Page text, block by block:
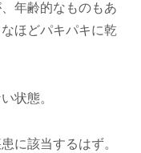
年齢的なものもあ
ほどパキパキに乾
状態。
に該当するはず。